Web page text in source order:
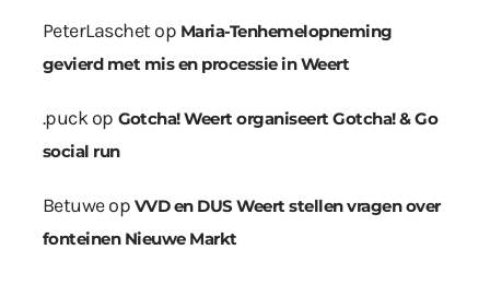
PeterLaschetop Maria-Tenhemelopneming
gevierd met mis en processie in Weert
.puckop Gotcha! Weert organiseert Gotcha! & Go
social run
Betuweop VVD en DUS Weert stellen vragen over
fonteinen Nieuwe Markt